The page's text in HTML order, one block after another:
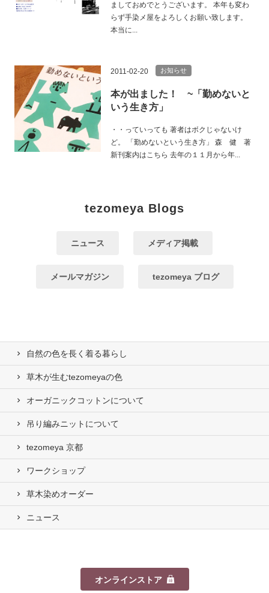
ましておめでとうございます。 本年も変わ
らず手染メ屋をよろしくお願い致します。
本当に...
2011-02-20 お知らせ
本が出ました！ ~「勤めないと
いう生き方」
・・っていっても 著者はボクじゃないけ
ど。 「勤めないという生き方」 森 健 著
新刊案内はこちら 去年の１１月から年...
tezomeya Blogs
ニュース メディア掲載
メールマガジン tezomeya ブログ
自然の⾊を⻑く着る暮らし
草木が生むtezomeyaの⾊
オーガニックコットンについて
吊り編みニットについて
tezomeya 京都
ワークショップ
草木染めオーダー
ニュース
オンラインストア